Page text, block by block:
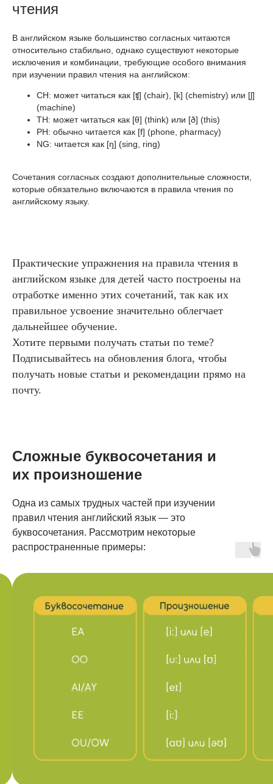
чтения
В английском языке большинство согласных читаются
относительно стабильно, однако существуют некоторые
исключения и комбинации, требующие особого внимания
при изучении правил чтения на английском:
CH: может читаться как [ʧ] (chair), [k] (chemistry) или [ʃ]
(machine)
TH: может читаться как [θ] (think) или [ð] (this)
PH: обычно читается как [f] (phone, pharmacy)
NG: читается как [ŋ] (sing, ring)
Сочетания согласных создают дополнительные сложности,
которые обязательно включаются в правила чтения по
английскому языку.
Практические упражнения на правила чтения в
английском языке для детей часто построены на
отработке именно этих сочетаний, так как их
правильное усвоение значительно облегчает
дальнейшее обучение.
Хотите первыми получать статьи по теме?
Подписывайтесь на обновления блога, чтобы
получать новые статьи и рекомендации прямо на
почту.
Сложные буквосочетания и
их произношение
Одна из самых трудных частей при изучении
правил чтения английский язык — это
буквосочетания. Рассмотрим некоторые
распространенные примеры: